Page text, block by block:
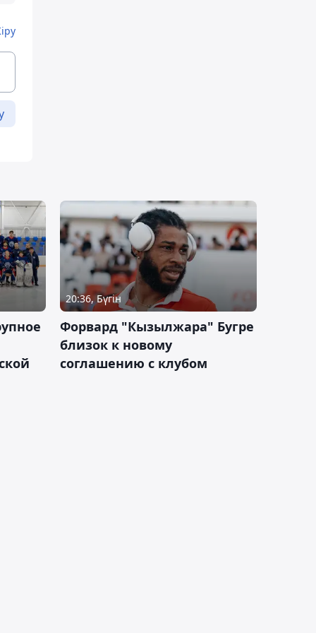
20:36, Бүгін
Форвард "Кызылжара" Бугре
близок к новому
соглашению с клубом